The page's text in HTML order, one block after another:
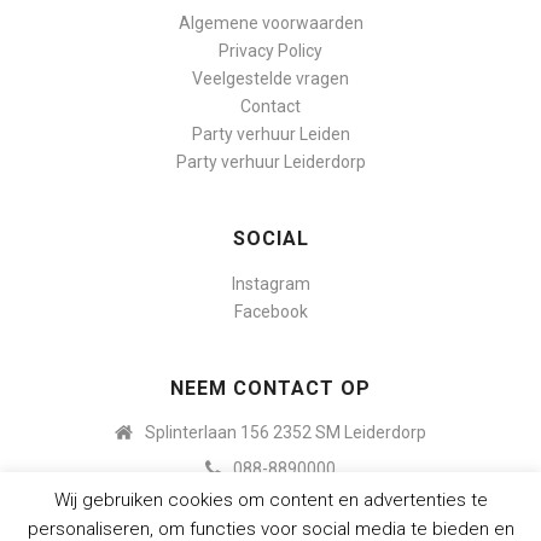
Algemene voorwaarden
Privacy Policy
Veelgestelde vragen
Contact
Party verhuur Leiden
Party verhuur Leiderdorp
SOCIAL
Instagram
Facebook
NEEM CONTACT OP
Splinterlaan 156 2352 SM Leiderdorp
088-8890000
info@budgetpartyverhuur.nl
Wij gebruiken cookies om content en advertenties te
personaliseren, om functies voor social media te bieden en